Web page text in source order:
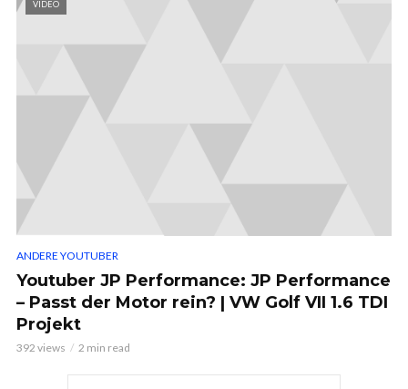
VIDEO
ANDERE YOUTUBER
Youtuber JP Performance: JP Performance
– Passt der Motor rein? | VW Golf VII 1.6 TDI
Projekt
392 views 2 min read